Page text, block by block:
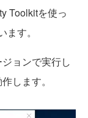
Toolkitを使っ
す。
ョンで実行し
します。